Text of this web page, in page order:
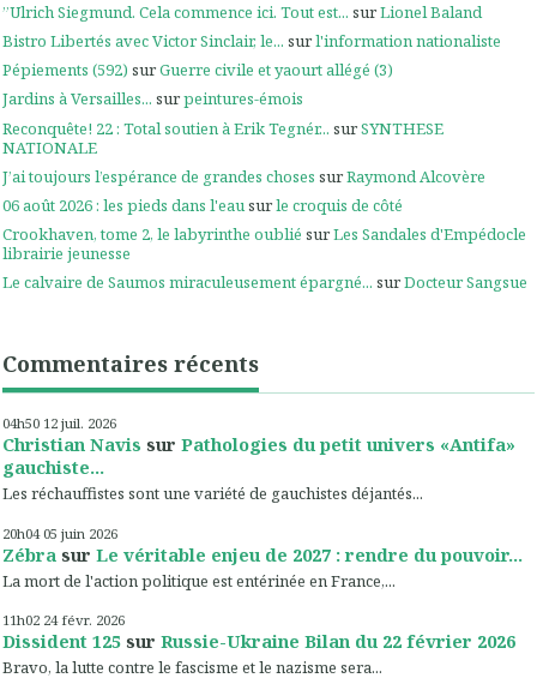
”Ulrich Siegmund. Cela commence ici. Tout est... surLionel Baland
Bistro Libertés avec Victor Sinclair, le... surl'information nationaliste
Pépiements (592) surGuerre civile et yaourt allégé (3)
Jardins à Versailles... surpeintures-émois
Reconquête! 22 : Total soutien à Erik Tegnér... surSYNTHESE
NATIONALE
J’ai toujours l’espérance de grandes choses surRaymond Alcovère
06 août 2026 : les pieds dans l'eausurle croquis de côté
Crookhaven, tome 2, le labyrinthe oublié surLes Sandales d'Empédocle
librairie jeunesse
Le calvaire de Saumos miraculeusement épargné... surDocteur Sangsue
Commentaires récents
04h50 12 juil. 2026
Christian Navis sur Pathologies du petit univers «Antifa»
gauchiste...
Les réchauffistes sont une variété de gauchistes déjantés...
20h04 05 juin 2026
Zébra sur Le véritable enjeu de 2027 : rendre du pouvoir...
La mort de l'action politique est entérinée en France,...
11h02 24 févr. 2026
Dissident 125 sur Russie-Ukraine Bilan du 22 février 2026
Bravo, la lutte contre le fascisme et le nazisme sera...